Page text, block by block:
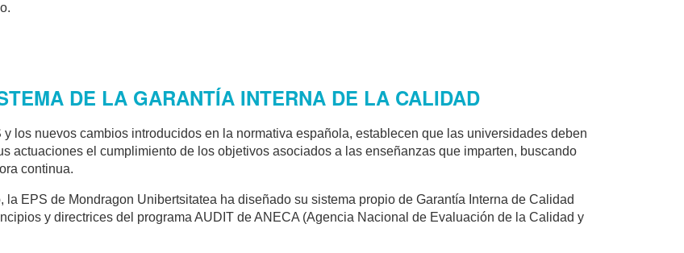
DE LA GARANTÍA INTERNA DE LA CALIDAD
y los nuevos cambios introducidos en la normativa española, establecen que las universidades deben
actuaciones el cumplimiento de los objetivos asociados a las enseñanzas que imparten, buscando
continua.
la EPS de Mondragon Unibertsitatea ha diseñado su sistema propio de Garantía Interna de Calidad
y directrices del programa AUDIT de ANECA (Agencia Nacional de Evaluación de la Calidad y